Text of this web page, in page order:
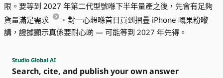
限。要等到 2027 年第二代型號喺下半年量產之後，先會有足夠
貨量滿足需求
。對一心想喺首日買到摺疊 iPhone 嘅果粉嚟
講，證據顯示真係要耐心啲 — 可能等到 2027 年先得。
Studio Global AI
Search, cite, and publish your own answer